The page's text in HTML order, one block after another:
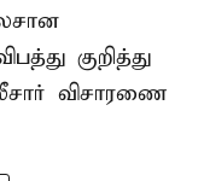
குறித்து
விசாரணை